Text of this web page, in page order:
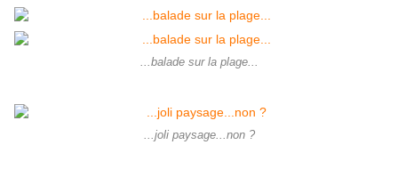
...balade sur la plage...
...joli paysage...non ?